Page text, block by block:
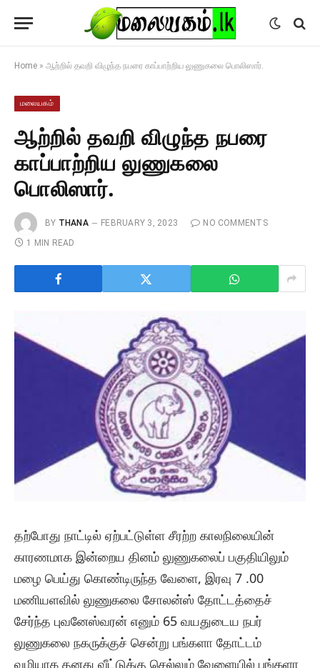
Home » ஆற்றில் தவறி விழுந்த நபரை காப்பாற்றிய லுணுகலை பொலிஸார்.
மலையகம்
ஆற்றில் தவறி விழுந்த நபரை
காப்பாற்றிய லுணுகலை
பொலிஸார்.
BY THANA FEBRUARY 3, 2023
NO COMMENTS
1 MIN READ
தற்போது நாட்டில் ஏற்பட்டுள்ள சீரற்ற காலநிலையின்
காரணமாக இன்றைய தினம் லுணுகலைப் பகுதியிலும்
மழை பெய்து கொண்டிருந்த வேளை, இரவு 7 .00
மணியளவில் லுணுகலை சோலன்ஸ் தோட்டத்தைச்
சேர்ந்த புவனேஸ்வரன் எனும் 65 வயதுடைய நபர்
லுணுகலை நகருக்குச் சென்று பங்களா தோட்டம்
வழியாக தனது வீட்டுக்கு செல்லும் வேளையில் பங்களா